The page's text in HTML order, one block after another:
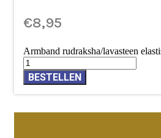
€8,95
Armband rudraksha/lavasteen
BESTELLEN